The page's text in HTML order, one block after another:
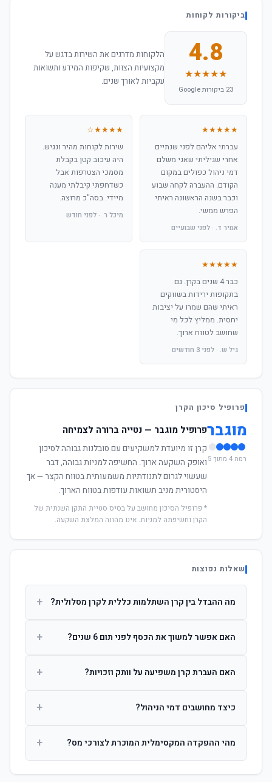
ביקורות לקוחות
4.8
★★★★★
23 ביקורות Google
הלקוחות מדרגים את השירות בדגש על
מקצועיות הצוות, שקיפות המידע ותשואות
עקביות לאורך שנים.
★★★★★
עברתי אליהם לפני שנתיים
אחרי שגיליתי שאני משלם
דמי ניהול כפולים במקום
הקודם. ההעברה לקחה שבוע
וכבר בשנה הראשונה ראיתי
הפרש ממשי.
אמיר ד. · לפני שבועיים
★★★★☆
שירות לקוחות מהיר ונגיש.
היה עיכוב קטן בקבלת
מסמכי הצטרפות אבל
כשדחפתי קיבלתי מענה
מיידי. בסה"כ מרוצה.
מיכל ר. · לפני חודש
★★★★★
כבר 4 שנים בקרן. גם
בתקופות ירידות בשווקים
ראיתי שהם שמרו על יציבות
יחסית. ממליץ לכל מי
שחושב לטווח ארוך.
גיל ש. · לפני 3 חודשים
פרופיל סיכון הקרן
מוגבר
רמה 4 מתוך 5
פרופיל מוגבר — נטייה ברורה לצמיחה
קרן זו מיועדת למשקיעים עם סובלנות גבוהה לסיכון
ואופק השקעה ארוך. החשיפה למניות גבוהה, דבר
שעשוי לגרום לתנודתיות משמעותית בטווח הקצר — אך
היסטורית מניב תשואות עודפות בטווח הארוך.
* פרופיל הסיכון מחושב על בסיס סטיית התקן השנתית של
הקרן וחשיפתה למניות. אינו מהווה המלצת השקעה.
שאלות נפוצות
מה ההבדל בין קרן השתלמות כללית לקרן מסלולית? +
ההשקעות. קרן מסלולית עוקבת אחרי מדד ספציפי ומאפשרת
האם אפשר למשוך את הכסף לפני תום 6 שנים? +
הרווחים. לאחר 6 שנים ניתן למשוך פטור ממס עד לתקרה
האם העברת קרן משפיעה על וותק וזכויות? +
החברות. הוותק ממשיך להיספר מיום ההפקדה הראשונה.
כיצד מחושבים דמי הניהול? +
ומתן על שיעורם בעת הצטרפות.
מהי ההפקדה המקסימלית המוכרת לצורכי מס? +